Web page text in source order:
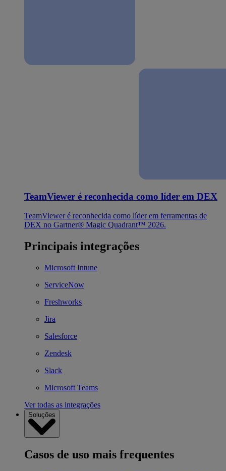
TeamViewer é reconhecida como líder em DEX
TeamViewer é reconhecida como líder em ferramentas de
DEX no Gartner® Magic Quadrant™ 2026.
Principais integrações
Microsoft Intune
ServiceNow
Freshworks
Jira
Salesforce
Zendesk
Slack
Microsoft Teams
Ver todas as integrações
Soluções
Casos de uso mais frequentes